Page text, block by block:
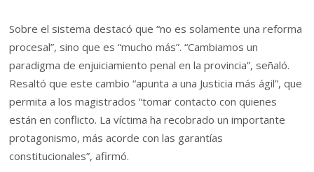
Sobre el sistema destacó que “no es solamente una reforma
procesal”, sino que es “mucho más”. “Cambiamos un
paradigma de enjuiciamiento penal en la provincia”, señaló.
Resaltó que este cambio “apunta a una Justicia más ágil”, que
permita a los magistrados “tomar contacto con quienes
están en conflicto. La víctima ha recobrado un importante
protagonismo, más acorde con las garantías
constitucionales”, afirmó.